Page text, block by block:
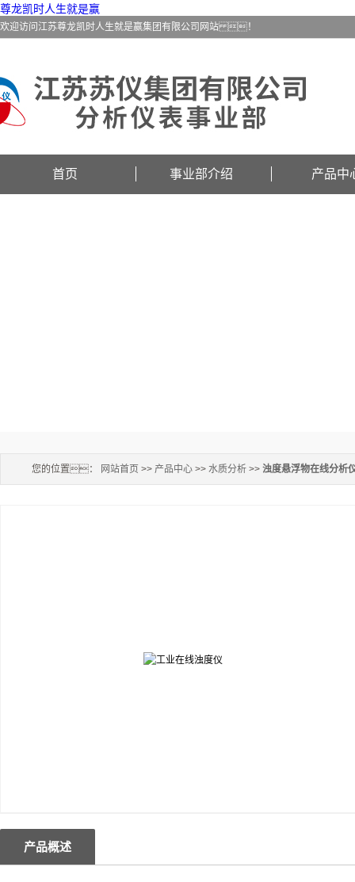
尊龙凯时人生就是赢
欢迎访问江苏尊龙凯时人生就是赢集团有限公司网站 ！
首页 事业部介绍 产品中
您的位置： 网站首页 >> 产品中心 >> 水质分析 >> 浊度悬浮物在线分析
产品概述